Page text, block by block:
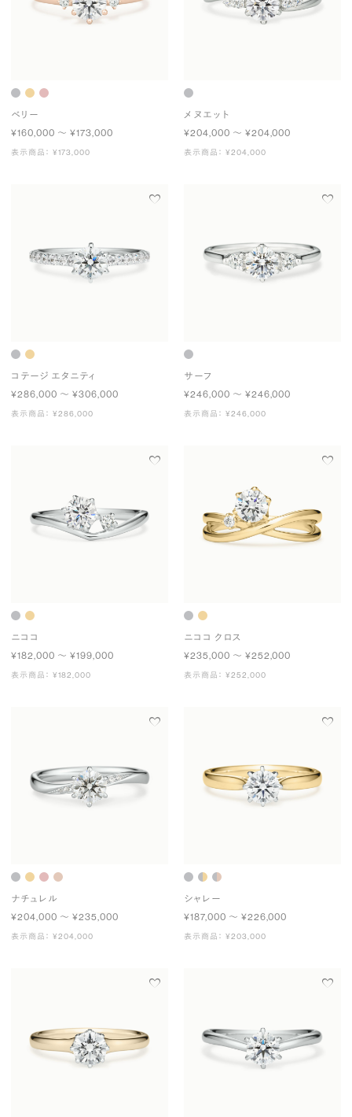
ベリー
¥160,000 〜 ¥173,000
表示商品： ¥173,000
メヌエット
¥204,000 〜 ¥204,000
表示商品： ¥204,000
コテージ エタニティ
¥286,000 〜 ¥306,000
表示商品： ¥286,000
サーフ
¥246,000 〜 ¥246,000
表示商品： ¥246,000
ニココ
¥182,000 〜 ¥199,000
表示商品： ¥182,000
ニココ クロス
¥235,000 〜 ¥252,000
表示商品： ¥252,000
ナチュレル
¥204,000 〜 ¥235,000
表示商品： ¥204,000
シャレー
¥187,000 〜 ¥226,000
表示商品： ¥203,000